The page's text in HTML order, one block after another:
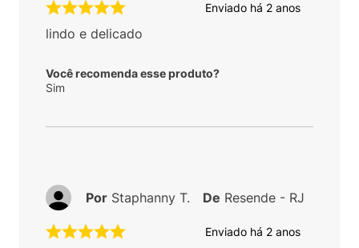
Enviado há 2 anos
lindo e delicado
Você recomenda esse produto?
Sim
Enviado há 2 anos
Por Staphanny T. De Resende - RJ